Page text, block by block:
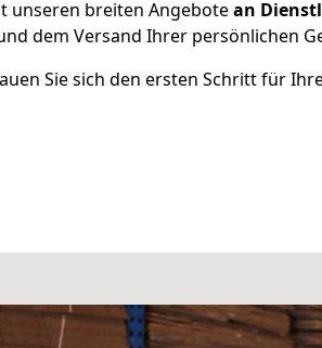
unseren breiten Angebotean
dem Versand Ihrer persönlichen
Sie sich den ersten Schritt für